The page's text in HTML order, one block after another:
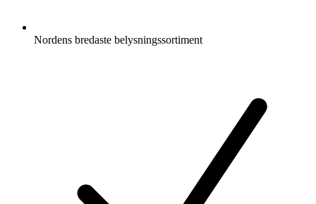
Nordens bredaste belysningssortiment